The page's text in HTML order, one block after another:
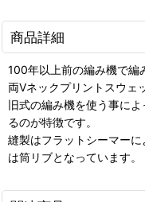
商品詳細
100年以上前の編み機で編
両Vネックプリントスウェ
旧式の編み機を使う事に
るのが特徴です。
縫製はフラットシーマー
は筒リブとなっています。